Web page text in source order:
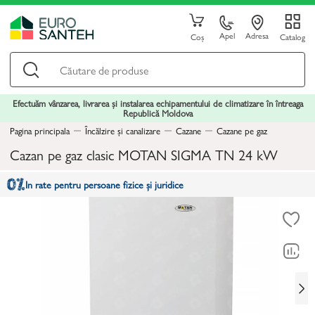
Coș Apel Adresa Catalog
Efectuăm vânzarea, livrarea și instalarea echipamentului de climatizare în întreaga
Republică Moldova
Pagina principala
Încălzire și canalizare Cazane Cazane pe gaz
Cazan pe gaz clasic MOTAN SIGMA TN 24 kW
In rate pentru persoane fizice și juridice